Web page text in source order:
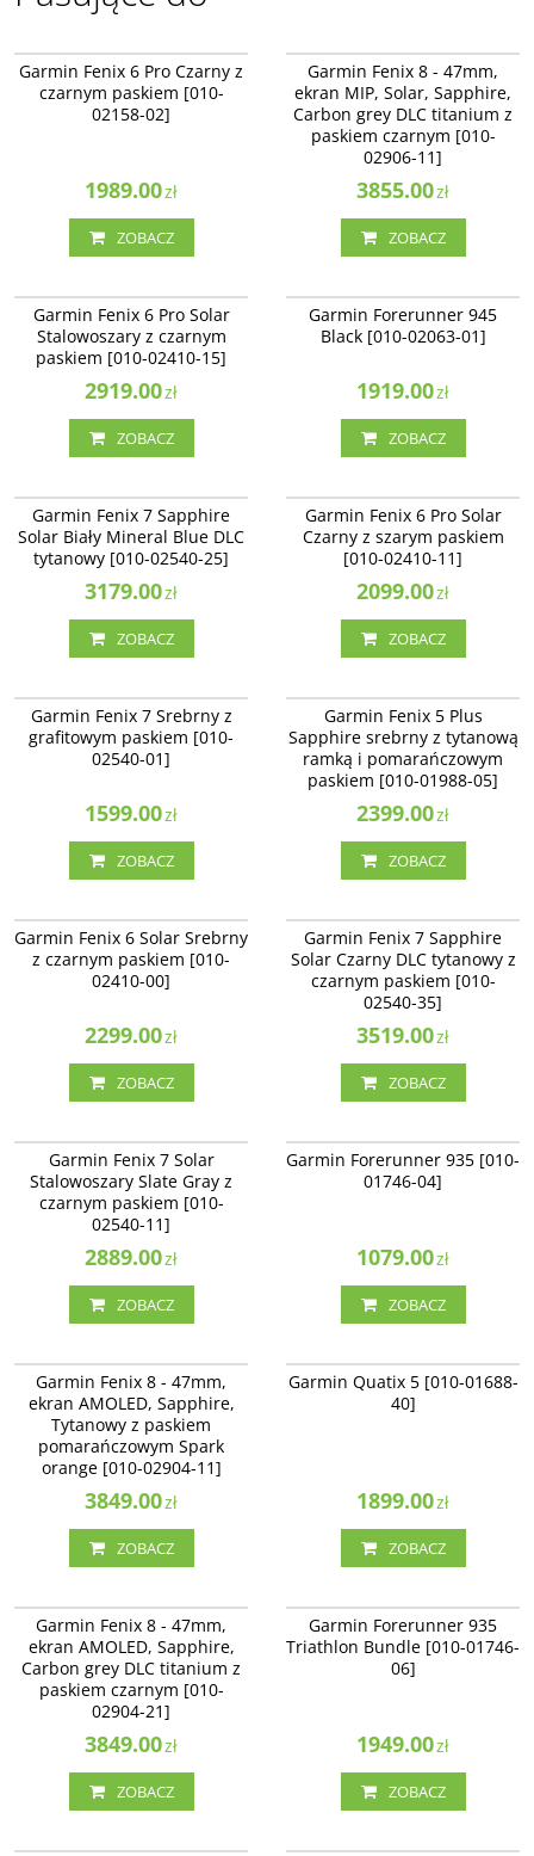
Garmin Fenix 6 Pro Czarny z
czarnym paskiem [010-
02158-02]
1989.00zł
ZOBACZ
NOWOŚĆ NAJLEPSZE
Garmin Fenix 8 - 47mm,
ekran MIP, Solar, Sapphire,
Carbon grey DLC titanium z
paskiem czarnym [010-
02906-11]
3855.00zł
ZOBACZ
Garmin Fenix 6 Pro Solar
Stalowoszary z czarnym
paskiem [010-02410-15]
2919.00zł
ZOBACZ
Garmin Forerunner 945
Black [010-02063-01]
1919.00zł
ZOBACZ
Garmin Fenix 7 Sapphire
Solar Biały Mineral Blue DLC
tytanowy [010-02540-25]
3179.00zł
ZOBACZ
Garmin Fenix 6 Pro Solar
Czarny z szarym paskiem
[010-02410-11]
2099.00zł
ZOBACZ
Garmin Fenix 7 Srebrny z
grafitowym paskiem [010-
02540-01]
1599.00zł
ZOBACZ
Garmin Fenix 5 Plus
Sapphire srebrny z tytanową
ramką i pomarańczowym
paskiem [010-01988-05]
2399.00zł
ZOBACZ
Garmin Fenix 6 Solar Srebrny
z czarnym paskiem [010-
02410-00]
2299.00zł
ZOBACZ
Garmin Fenix 7 Sapphire
Solar Czarny DLC tytanowy z
czarnym paskiem [010-
02540-35]
3519.00zł
ZOBACZ
Garmin Fenix 7 Solar
Stalowoszary Slate Gray z
czarnym paskiem [010-
02540-11]
2889.00zł
ZOBACZ
Garmin Forerunner 935 [010-
01746-04]
1079.00zł
ZOBACZ
NOWOŚĆ NAJLEPSZE
Garmin Fenix 8 - 47mm,
ekran AMOLED, Sapphire,
Tytanowy z paskiem
pomarańczowym Spark
orange [010-02904-11]
3849.00zł
ZOBACZ
Garmin Quatix 5 [010-01688-
40]
1899.00zł
ZOBACZ
NOWOŚĆ NAJLEPSZE
Garmin Fenix 8 - 47mm,
ekran AMOLED, Sapphire,
Carbon grey DLC titanium z
paskiem czarnym [010-
02904-21]
3849.00zł
ZOBACZ
Garmin Forerunner 935
Triathlon Bundle [010-01746-
06]
1949.00zł
ZOBACZ